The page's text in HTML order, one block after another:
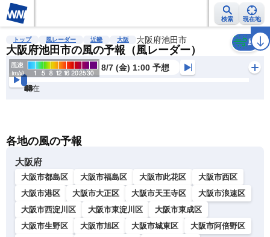
検索 現在地
雨雲レーダー 台風情報 地震情報 警報・注意報 2週間天気 ラ
トップ 風レーダー 近畿 大阪 大阪府池田市
大阪府池田市の風の予報（風レーダー）
風
8/7 (金) 1:00 予想
現在
6h
12
24
36
48
60
72
各地の風の予報
大阪府
大阪市都島区 大阪市福島区 大阪市此花区
大阪市西区
大阪市港区
大阪市大正区 大阪市天王寺区
大阪市浪速区
大阪市西淀川区
大阪市東淀川区
大阪市東成区
大阪市生野区
大阪市旭区 大阪市城東区
大阪市阿倍野区